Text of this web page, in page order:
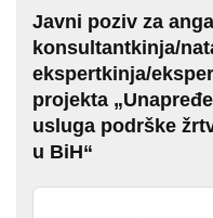
Sigurna
kuća
Pravna
pomoć
Javni poziv za
konsultantkinja/
ekspertkinja/
projekta
usluga podrške
u BiH“